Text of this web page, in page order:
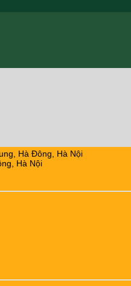
Hà Đông, Hà Nội
Hà Nội